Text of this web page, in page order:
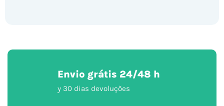
Envio grátis 24/48 h
y 30 dias devoluções